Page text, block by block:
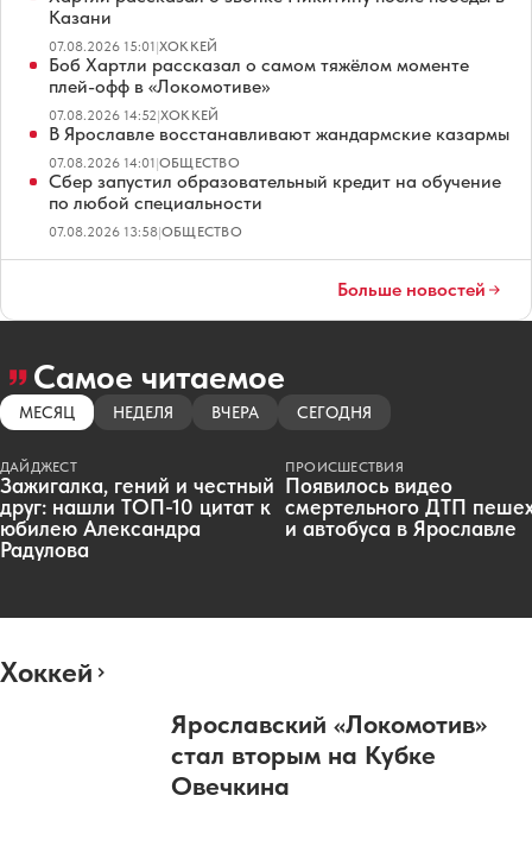
Казани
07.08.2026 15:01|ХОККЕЙ
Боб Хартли рассказал о самом тяжёлом моменте
плей-офф в «Локомотиве»
07.08.2026 14:52|ХОККЕЙ
В Ярославле восстанавливают жандармские казармы
07.08.2026 14:01|ОБЩЕСТВО
Сбер запустил образовательный кредит на обучение
по любой специальности
07.08.2026 13:58|ОБЩЕСТВО
Больше новостей
Самое читаемое
МЕСЯЦ НЕДЕЛЯ ВЧЕРА СЕГОДНЯ
ДАЙДЖЕСТ
Зажигалка, гений и честный
друг: нашли ТОП-10 цитат к
юбилею Александра
Радулова
ПРОИСШЕСТВИЯ
Появилось видео
смертельного ДТП
и автобуса в Ярославле
Хоккей
Ярославский «Локомотив»
стал вторым на Кубке
Овечкина